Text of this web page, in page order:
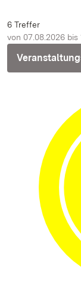
6 Treffer
von 07.08.2026 bis